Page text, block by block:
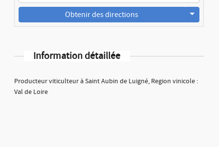
Obtenir des directions
Information détaillée
Producteur viticulteur à Saint Aubin de Luigné, Region vinicole :
Val de Loire